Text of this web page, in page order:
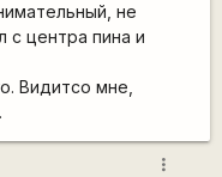
не
с центра пина и
Видитсо мне,
more_vert